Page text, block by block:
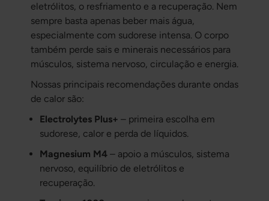
eletrólitos, o resfriamento e a recuperação. Nem
sempre basta apenas beber mais água,
especialmente com sudorese intensa. O corpo
também perde sais e minerais necessários para
músculos, sistema nervoso, circulação e energia.
Nossas principais recomendações durante ondas
de calor são:
Electrolytes Plus+ – primeira escolha em
sudorese, calor e perda de líquidos.
Magnesium M4– apoio a músculos, sistema
nervoso, equilíbrio de eletrólitos e
recuperação.